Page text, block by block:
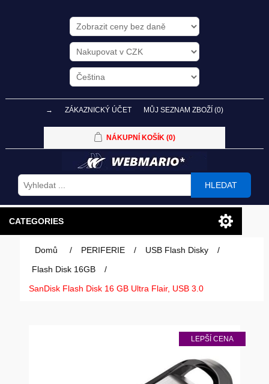
→ ZÁKAZNICKÝ ÚČET MŮJ SEZNAM ZBOŽÍ (0)
NÁKUPNÍ KOŠÍK (0)
HLEDAT
CATEGORIES
PC SESTAVY
GAMING
Domů / PERIFERIE / USB Flash Disky
/
Flash Disk 16GB
/
SanDisk Flash Disk 16 GB Ultra Flair, USB 3.0
LEPŠÍ CENA